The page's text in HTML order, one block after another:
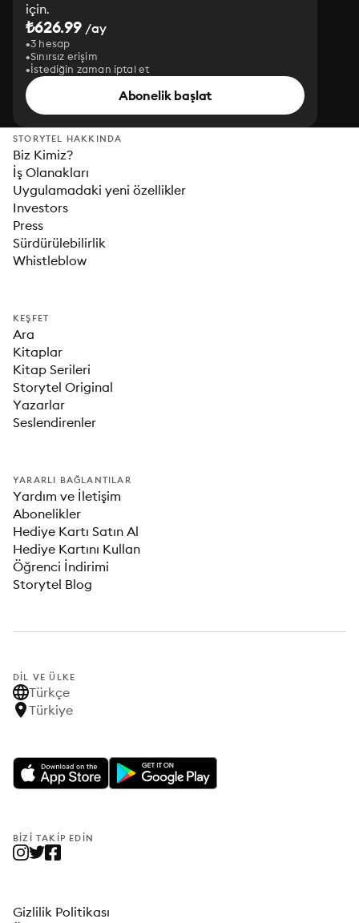
için.
₺626.99 /ay
3 hesap
Sınırsız erişim
İstediğin zaman iptal et
Abonelik başlat
STORYTEL HAKKINDA
Biz Kimiz?
İş Olanakları
Uygulamadaki yeni özellikler
Investors
Press
Sürdürülebilirlik
Whistleblow
KEŞFET
Ara
Kitaplar
Kitap Serileri
Storytel Original
Yazarlar
Seslendirenler
YARARLI BAĞLANTILAR
Yardım ve İletişim
Abonelikler
Hediye Kartı Satın Al
Hediye Kartını Kullan
Öğrenci İndirimi
Storytel Blog
DIL VE ÜLKE
Türkçe
Türkiye
BIZI TAKIP EDIN
Gizlilik Politikası